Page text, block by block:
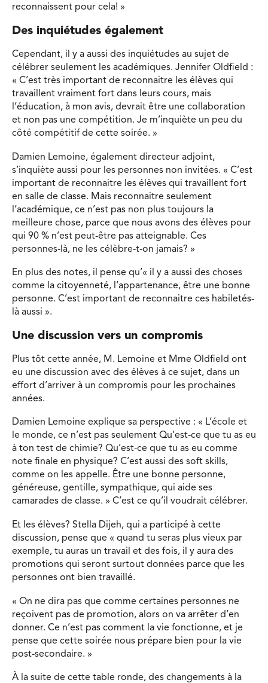
reconnaissent pour cela! »
Des inquiétudes également
Cependant, il y a aussi des inquiétudes au sujet de
célébrer seulement les académiques. Jennifer Oldfield :
« C’est très important de reconnaitre les élèves qui
travaillent vraiment fort dans leurs cours, mais
l’éducation, à mon avis, devrait être une collaboration
et non pas une compétition. Je m’inquiète un peu du
côté compétitif de cette soirée. »
Damien Lemoine, également directeur adjoint,
s’inquiète aussi pour les personnes non invitées. « C’est
important de reconnaitre les élèves qui travaillent fort
en salle de classe. Mais reconnaitre seulement
l’académique, ce n’est pas non plus toujours la
meilleure chose, parce que nous avons des élèves pour
qui 90 % n’est peut-être pas atteignable. Ces
personnes-là, ne les célèbre-t-on jamais? »
En plus des notes, il pense qu’« il y a aussi des choses
comme la citoyenneté, l’appartenance, être une bonne
personne. C’est important de reconnaitre ces habiletés-
là aussi ».
Une discussion vers un compromis
Plus tôt cette année, M. Lemoine et Mme Oldfield ont
eu une discussion avec des élèves à ce sujet, dans un
effort d’arriver à un compromis pour les prochaines
années.
Damien Lemoine explique sa perspective : « L’école et
le monde, ce n’est pas seulement Qu’est-ce que tu as eu
à ton test de chimie? Qu’est-ce que tu as eu comme
note finale en physique? C’est aussi des soft skills,
comme on les appelle. Être une bonne personne,
généreuse, gentille, sympathique, qui aide ses
camarades de classe. » C’est ce qu’il voudrait célébrer.
Et les élèves? Stella Dijeh, qui a participé à cette
discussion, pense que « quand tu seras plus vieux par
exemple, tu auras un travail et des fois, il y aura des
promotions qui seront surtout données parce que les
personnes ont bien travaillé.
« On ne dira pas que comme certaines personnes ne
reçoivent pas de promotion, alors on va arrêter d’en
donner. Ce n’est pas comment la vie fonctionne, et je
pense que cette soirée nous prépare bien pour la vie
post-secondaire. »
À la suite de cette table ronde, des changements à la